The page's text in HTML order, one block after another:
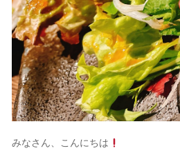
みなさん、こんにちは